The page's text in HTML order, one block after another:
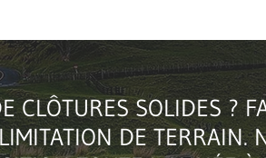
CLÔTURES SOLIDES ?
DE TERRAIN.